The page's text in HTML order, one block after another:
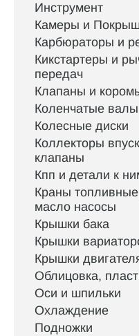
Инструмент
Камеры и
Карбюраторы и
Кикстартеры и
передач
Клапаны и
Коленчатые валы
Колесные диски
Коллекторы
клапаны
Кпп и детали к
Краны
масло насосы
Крышки бака
Крышки
Крышки
Облицовка,
Оси и шпильки
Охлаждение
Подножки